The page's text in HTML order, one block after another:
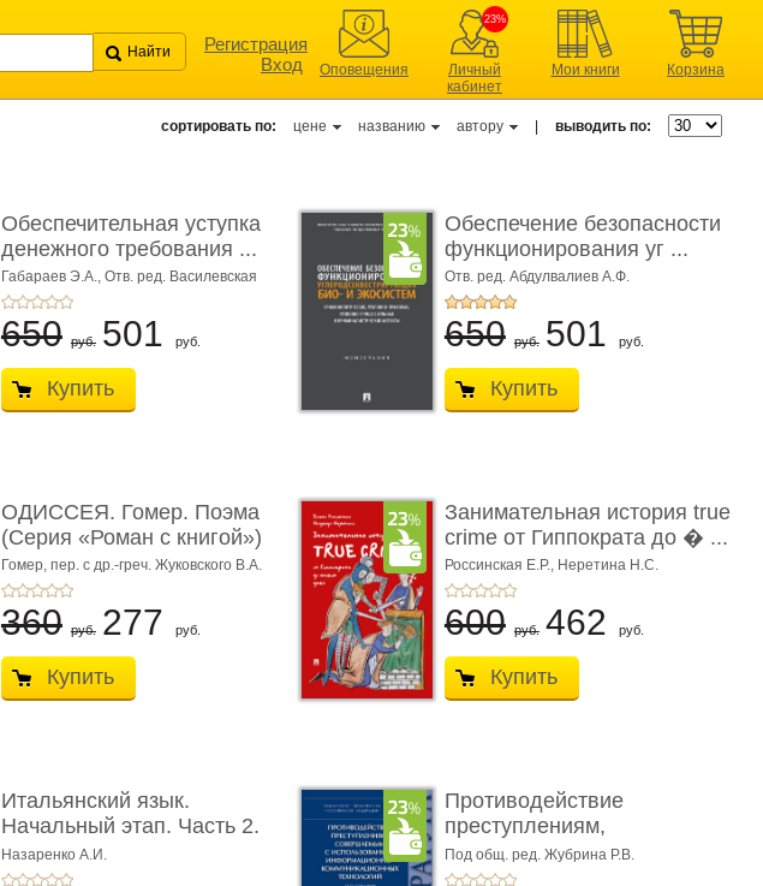
Регистрация
Вход
Оповещения
23%
Личный
кабинет
Мои книги Корзина
сортировать по: цене названию автору выводить по:
Обеспечительная уступка
денежного требования ...
Габараев Э.А., Отв. ред. Василевская
Л.Ю.,вступ. сл. Каретина М.Г.
650 руб. 501 руб.
Купить
Обеспечение безопасности
функционирования уг ...
Отв. ред. Абдулвалиев А.Ф.
650 руб. 501 руб.
Купить
ОДИССЕЯ. Гомер. Поэма
(Серия «Роман с книгой»)
Гомер, пер. с др.-греч. Жуковского В.А.
360 руб. 277 руб.
Купить
Занимательная история true
crime от Гиппократа до � ...
Россинская Е.Р., Неретина Н.С.
600 руб. 462 руб.
Купить
Итальянский язык.
Начальный этап. Часть 2.
Учеб� ...
Назаренко А.И.
Противодействие
преступлениям,
совершаемым с ...
Под общ. ред. Жубрина Р.В.